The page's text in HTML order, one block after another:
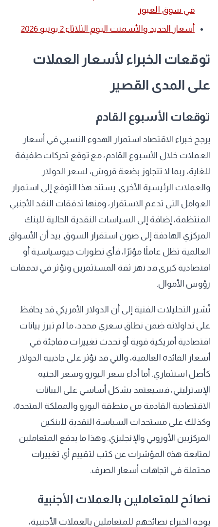
في سوق العبور
أسعار الحديد والأسمنت اليوم الثلاثاء 2 يونيو 2026
توقعات الخبراء لأسعار العملات
على المدى القصير
توقعات الأسبوع القادم
يرجح خبراء الاقتصاد استمرار الهدوء النسبي في أسعار
العملات خلال الأسبوع القادم، مع توقع تحركات طفيفة
للغاية، ربما لا تتجاوز بضعة قروش، لسعر الدولار
والعملات الرئيسية الأخرى. يستند هذا التوقع إلى استمرار
العوامل التي تدعم الاستقرار، ومنها تدفقات النقد الأجنبي
المنتظمة، إضافة إلى السياسات النقدية الحالية للبنك
المركزي الهادفة إلى صون استقرار السوق. بيد أن الأسواق
العالمية تظل عاملًا مؤثرًا، فأي تطورات جيوسياسية أو
اقتصادية كبرى قد تهز ثقة المستثمرين وتؤثر في تدفقات
رؤوس الأموال.
تُشير التحليلات الفنية إلى أن الدولار الأمريكي قد يحافظ
على تداولاته ضمن نطاق سعري محدد، ما لم تبرز بيانات
اقتصادية أمريكية قوية أو تحدث تغييرات مفاجئة في
أسعار الفائدة العالمية، والتي قد تؤثر على جاذبية الدولار
كأصل استثماري. أما أداء سعر اليورو وسعر الجنيه
الإسترليني، فسيعتمد بشكل أساسي على البيانات
الاقتصادية القادمة من منطقة اليورو والمملكة المتحدة،
وكذلك على مستجدات السياسة النقدية للبنكين
المركزيين الأوروبي والإنجليزي. وهذا ما يدفع المتعاملين
لمتابعة هذه المؤشرات عن كثب لتقييم أي تغييرات
محتملة في اتجاهات أسعار الصرف.
نصائح للمتعاملين بالعملات الأجنبية
يوجه الخبراء نصائحهم للمتعاملين بالعملات الأجنبية،